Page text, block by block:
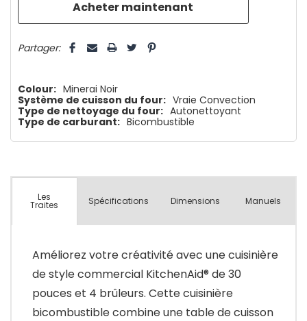
Partager:
Colour: Minerai Noir
Système de cuisson du four: Vraie Convection
Type de nettoyage du four: Autonettoyant
Type de carburant: Bicombustible
Les
Traites Spécifications Dimensions Manuels
Améliorez votre créativité avec une cuisinière
de style commercial KitchenAid® de 30
pouces et 4 brûleurs. Cette cuisinière
bicombustible combine une table de cuisson